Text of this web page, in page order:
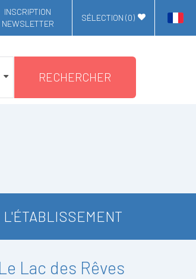
INSCRIPTION
NEWSLETTER
SÉLECTION (0)
RECHERCHER
L'ÉTABLISSEMENT
Lac des Rêves